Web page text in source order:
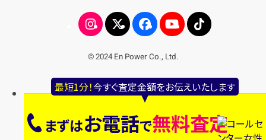
最短1分！今すぐ査定金額をお伝えいたします
まずはお電話で無料査定
© 2024 En Power Co., Ltd.